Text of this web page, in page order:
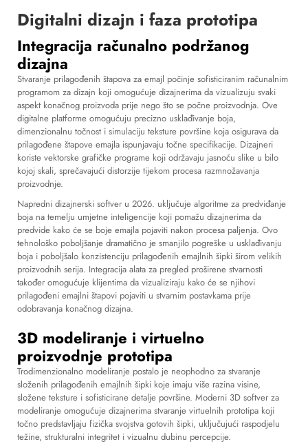
Digitalni dizajn i faza prototipa
Integracija računalno podržanog
dizajna
Stvaranje prilagođenih štapova za emajl počinje sofisticiranim računalnim
programom za dizajn koji omogućuje dizajnerima da vizualizuju svaki
aspekt konačnog proizvoda prije nego što se počne proizvodnja. Ove
digitalne platforme omogućuju precizno usklađivanje boja,
dimenzionalnu točnost i simulaciju teksture površine koja osigurava da
prilagođene štapove emajla ispunjavaju točne specifikacije. Dizajneri
koriste vektorske grafičke programe koji održavaju jasnoću slike u bilo
kojoj skali, sprečavajući distorzije tijekom procesa razmnožavanja
proizvodnje.
Napredni dizajnerski softver u 2026. uključuje algoritme za predviđanje
boja na temelju umjetne inteligencije koji pomažu dizajnerima da
predvide kako će se boje emajla pojaviti nakon procesa paljenja. Ovo
tehnološko poboljšanje dramatično je smanjilo pogreške u usklađivanju
boja i poboljšalo konzistenciju prilagođenih emajlnih šipki širom velikih
proizvodnih serija. Integracija alata za pregled proširene stvarnosti
također omogućuje klijentima da vizualiziraju kako će se njihovi
prilagođeni emajlni štapovi pojaviti u stvarnim postavkama prije
odobravanja konačnog dizajna.
3D modeliranje i virtuelno
proizvodnje prototipa
Trodimenzionalno modeliranje postalo je neophodno za stvaranje
složenih prilagođenih emajlnih šipki koje imaju više razina visine,
složene teksture i sofisticirane detalje površine. Moderni 3D softver za
modeliranje omogućuje dizajnerima stvaranje virtuelnih prototipa koji
točno predstavljaju fizička svojstva gotovih šipki, uključujući raspodjelu
težine, strukturalni integritet i vizualnu dubinu percepcije.